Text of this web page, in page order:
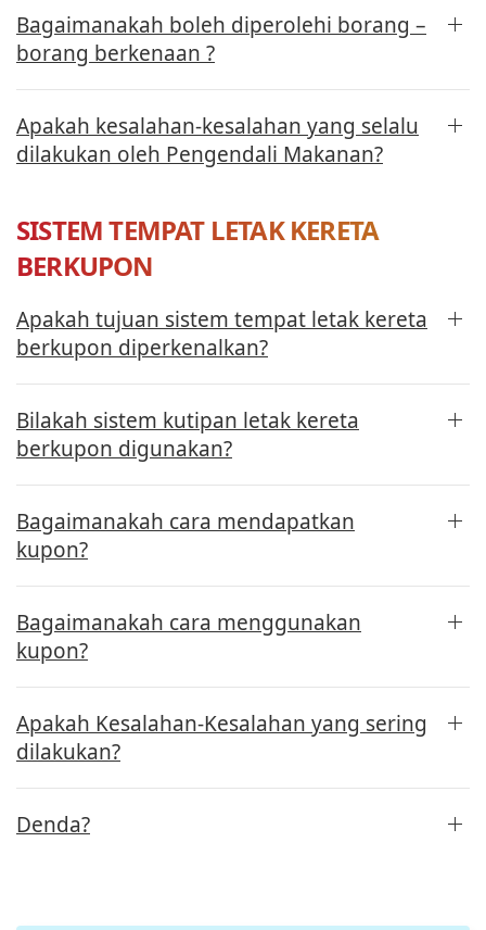
Bagaimanakah boleh diperolehi borang –
borang berkenaan ?
Apakah kesalahan-kesalahan yang selalu
dilakukan oleh Pengendali Makanan?
SISTEM TEMPAT LETAK KERETA
BERKUPON
Apakah tujuan sistem tempat letak kereta
berkupon diperkenalkan?
Bilakah sistem kutipan letak kereta
berkupon digunakan?
Bagaimanakah cara mendapatkan
kupon?
Bagaimanakah cara menggunakan
kupon?
Apakah Kesalahan-Kesalahan yang sering
dilakukan?
Denda?